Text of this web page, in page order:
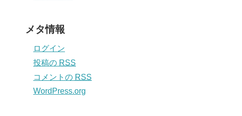
メタ情報
ログイン
投稿の RSS
コメントの RSS
WordPress.org